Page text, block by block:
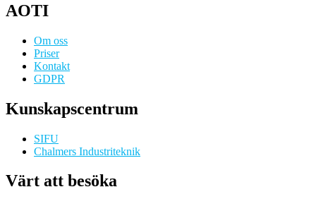
AOTI
Om oss
Priser
Kontakt
GDPR
Kunskapscentrum
SIFU
Chalmers Industriteknik
Värt att besöka